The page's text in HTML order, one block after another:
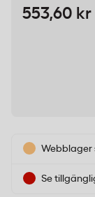
553,60 kr
Webblager
Se